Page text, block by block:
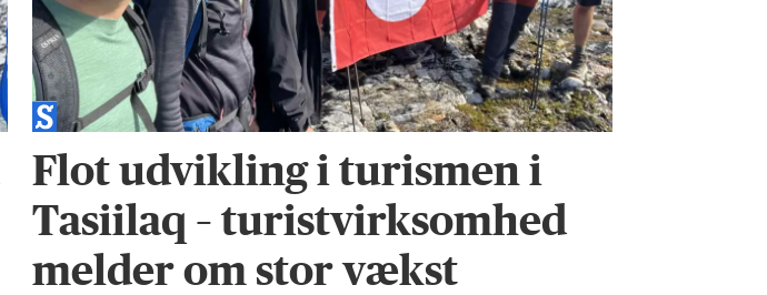
Flot udvikling i turismen i
Tasiilaq – turistvirksomhed
melder om stor vækst